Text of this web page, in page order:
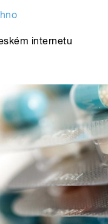
internetu